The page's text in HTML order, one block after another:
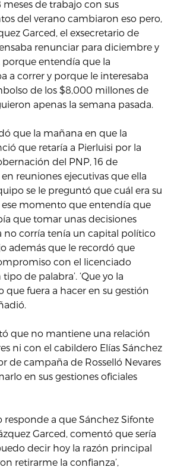
meses de trabajo con sus
del verano cambiaron eso pero,
Garced, el exsecretario de
renunciar para diciembre y
porque entendía que la
a correr y porque le interesaba
de los $8,000 millones de
apenas la semana pasada.
que la mañana en que la
que retaría a Pierluisi por la
del PNP, 16 de
reuniones ejecutivas que ella
se le preguntó que cuál era su
ese momento que entendía que
que tomar unas decisiones
no corría tenía un capital político
además que le recordó que
con el licenciado
de palabra’. ‘Que yo la
que fuera a hacer en su gestión
que no mantiene una relación
ni con el cabildero Elías Sánchez
de campaña de Rosselló Nevares
en sus gestiones oficiales
responde a que Sánchez Sifonte
Garced, comentó que sería
puedo decir hoy la razón principal
retirarme la confianza’,